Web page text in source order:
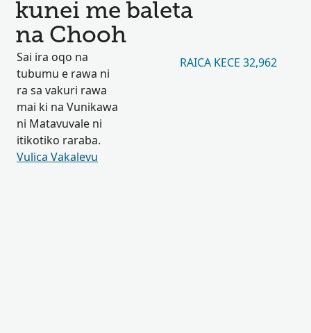
kunei me baleta
na Chooh
Sai ira oqo na
tubumu e rawa ni
ra sa vakuri rawa
mai ki na Vunikawa
ni Matavuvale ni
itikotiko raraba.
Vulica Vakalevu
RAICA KECE 32,962